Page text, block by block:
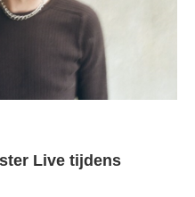
Live tijdens